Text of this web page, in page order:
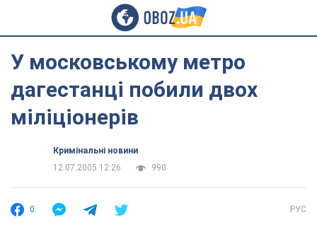
У московському метро
дагестанці побили двох
міліціонерів
Кримінальні новини
12.07.2005 12:26
990
0 РУС